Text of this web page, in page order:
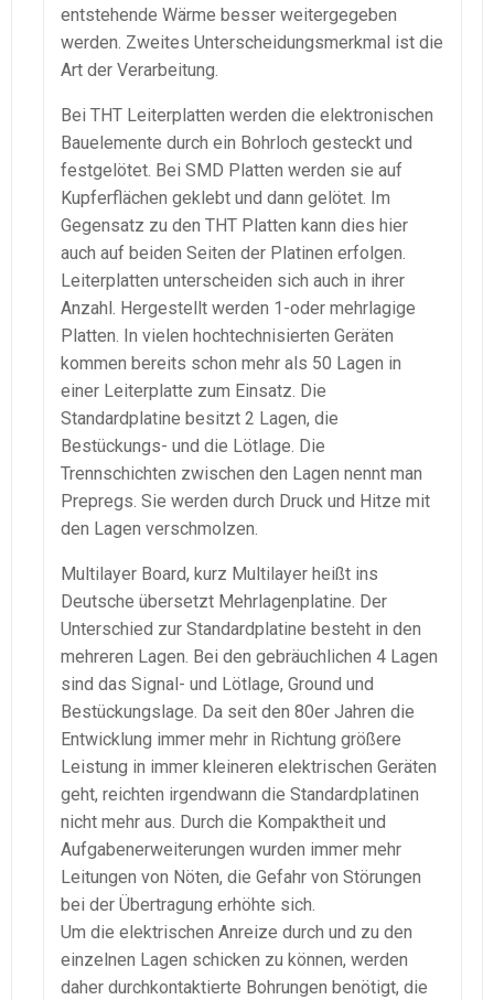
entstehende Wärme besser weitergegeben
werden. Zweites Unterscheidungsmerkmal ist die
Art der Verarbeitung.
Bei THT Leiterplatten werden die elektronischen
Bauelemente durch ein Bohrloch gesteckt und
festgelötet. Bei SMD Platten werden sie auf
Kupferflächen geklebt und dann gelötet. Im
Gegensatz zu den THT Platten kann dies hier
auch auf beiden Seiten der Platinen erfolgen.
Leiterplatten unterscheiden sich auch in ihrer
Anzahl. Hergestellt werden 1-oder mehrlagige
Platten. In vielen hochtechnisierten Geräten
kommen bereits schon mehr als 50 Lagen in
einer Leiterplatte zum Einsatz. Die
Standardplatine besitzt 2 Lagen, die
Bestückungs- und die Lötlage. Die
Trennschichten zwischen den Lagen nennt man
Prepregs. Sie werden durch Druck und Hitze mit
den Lagen verschmolzen.
Multilayer Board, kurz Multilayer heißt ins
Deutsche übersetzt Mehrlagenplatine. Der
Unterschied zur Standardplatine besteht in den
mehreren Lagen. Bei den gebräuchlichen 4 Lagen
sind das Signal- und Lötlage, Ground und
Bestückungslage. Da seit den 80er Jahren die
Entwicklung immer mehr in Richtung größere
Leistung in immer kleineren elektrischen Geräten
geht, reichten irgendwann die Standardplatinen
nicht mehr aus. Durch die Kompaktheit und
Aufgabenerweiterungen wurden immer mehr
Leitungen von Nöten, die Gefahr von Störungen
bei der Übertragung erhöhte sich.
Um die elektrischen Anreize durch und zu den
einzelnen Lagen schicken zu können, werden
daher durchkontaktierte Bohrungen benötigt, die